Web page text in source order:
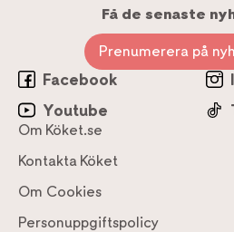
Få de senaste
Prenumerera på
Facebook
Youtube
Om Köket.se
Kontakta Köket
Om Cookies
Personuppgiftspolicy